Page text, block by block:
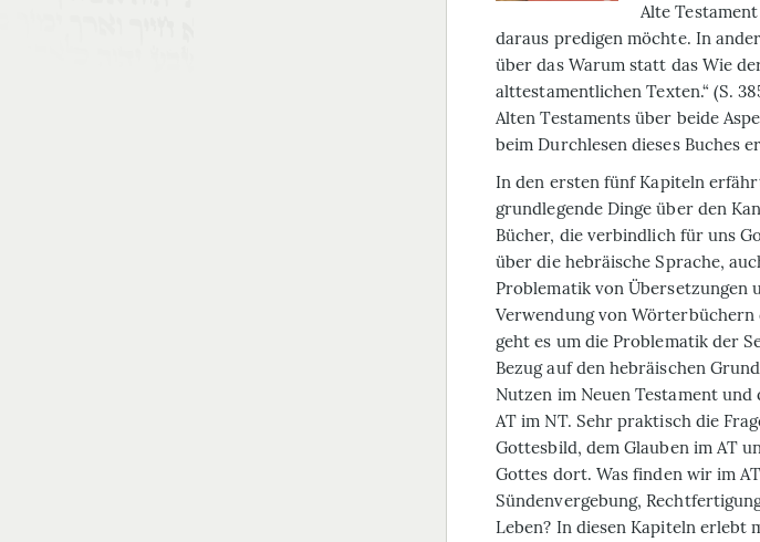
Alte
daraus predigen möchte. In
über das Warum statt das Wie
alttestamentlichen Texten.“ (S.
Alten Testa­ments über beide
beim Durch­lesen dieses Buches
In den ersten fünf Kapiteln
grundlegende Dinge über den
Bücher, die verbindlich für uns
über die hebräische Sprache,
Problematik von Übersetzungen
Verwendung von Wörterbüchern
geht es um die Problematik der
Bezug auf den hebräischen
Nutzen im Neuen Testament und
AT im NT. Sehr praktisch die
Gottesbild, dem Glauben im AT
Gottes dort. Was finden wir im
Sündenvergebung,
Leben? In diesen Kapiteln erlebt